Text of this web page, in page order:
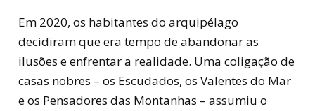
Em 2020, os habitantes do arquipélago
decidiram que era tempo de abandonar as
ilusões e enfrentar a realidade. Uma coligação de
casas nobres – os Escudados, os Valentes do Mar
e os Pensadores das Montanhas – assumiu o